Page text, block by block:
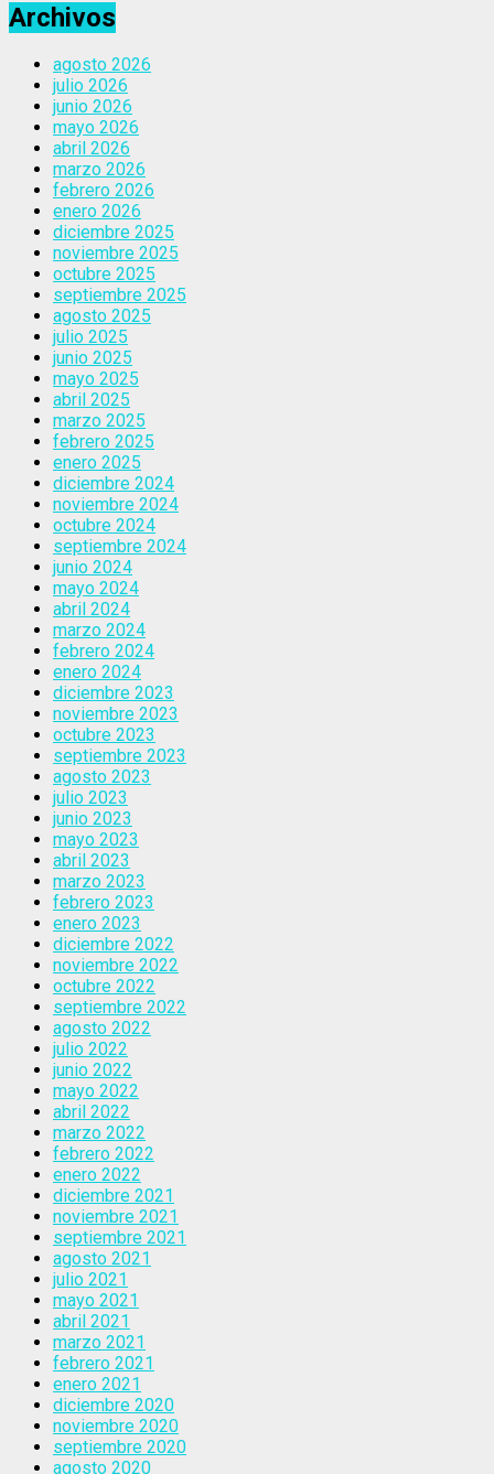
Archivos
agosto 2026
julio 2026
junio 2026
mayo 2026
abril 2026
marzo 2026
febrero 2026
enero 2026
diciembre 2025
noviembre 2025
octubre 2025
septiembre 2025
agosto 2025
julio 2025
junio 2025
mayo 2025
abril 2025
marzo 2025
febrero 2025
enero 2025
diciembre 2024
noviembre 2024
octubre 2024
septiembre 2024
junio 2024
mayo 2024
abril 2024
marzo 2024
febrero 2024
enero 2024
diciembre 2023
noviembre 2023
octubre 2023
septiembre 2023
agosto 2023
julio 2023
junio 2023
mayo 2023
abril 2023
marzo 2023
febrero 2023
enero 2023
diciembre 2022
noviembre 2022
octubre 2022
septiembre 2022
agosto 2022
julio 2022
junio 2022
mayo 2022
abril 2022
marzo 2022
febrero 2022
enero 2022
diciembre 2021
noviembre 2021
septiembre 2021
agosto 2021
julio 2021
mayo 2021
abril 2021
marzo 2021
febrero 2021
enero 2021
diciembre 2020
noviembre 2020
septiembre 2020
agosto 2020